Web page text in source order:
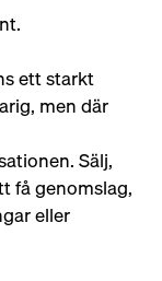
ett starkt
men där
Sälj,
få genomslag,
eller